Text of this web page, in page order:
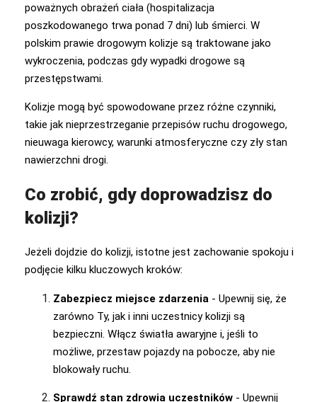
poważnych obrażeń ciała (hospitalizacja
poszkodowanego trwa ponad 7 dni) lub śmierci. W
polskim prawie drogowym kolizje są traktowane jako
wykroczenia, podczas gdy wypadki drogowe są
przestępstwami.
Kolizje mogą być spowodowane przez różne czynniki,
takie jak nieprzestrzeganie przepisów ruchu drogowego,
nieuwaga kierowcy, warunki atmosferyczne czy zły stan
nawierzchni drogi.
Co zrobić, gdy doprowadzisz do
kolizji?
Jeżeli dojdzie do kolizji, istotne jest zachowanie spokoju i
podjęcie kilku kluczowych kroków:
Zabezpiecz miejsce zdarzenia - Upewnij się, że
zarówno Ty, jak i inni uczestnicy kolizji są
bezpieczni. Włącz światła awaryjne i, jeśli to
możliwe, przestaw pojazdy na pobocze, aby nie
blokowały ruchu.
Sprawdź stan zdrowia uczestników - Upewnij